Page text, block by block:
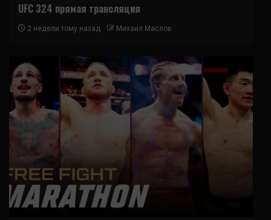
UFC 324 прямая трансляция
2 недели тому назад Михаил Маслов